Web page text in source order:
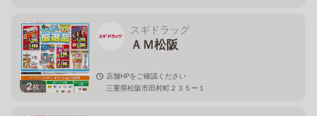
2枚
スギドラッグ
ＡＭ松阪
店舗HPをご確認ください
三重県松阪市田村町２３５ー１